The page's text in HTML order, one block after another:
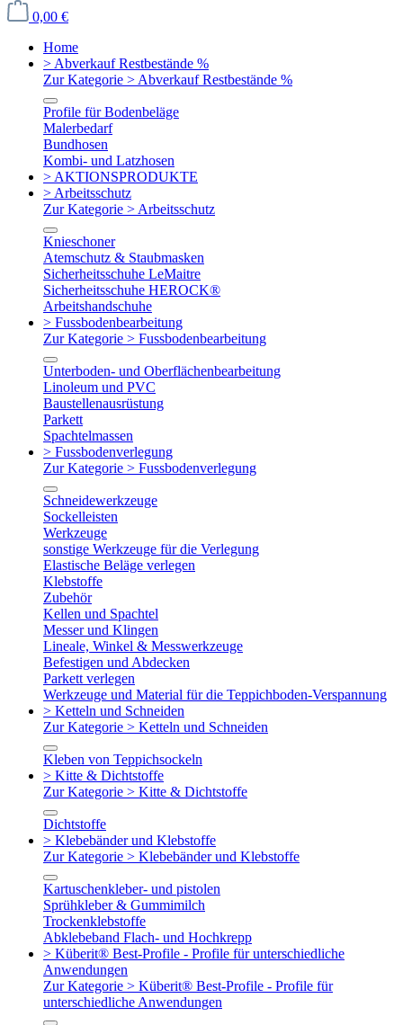
0,00 €
Home
> Abverkauf Restbestände %
Zur Kategorie > Abverkauf Restbestände %
Profile für Bodenbeläge
Malerbedarf
Bundhosen
Kombi- und Latzhosen
> AKTIONSPRODUKTE
> Arbeitsschutz
Zur Kategorie > Arbeitsschutz
Knieschoner
Atemschutz & Staubmasken
Sicherheitsschuhe LeMaitre
Sicherheitsschuhe HEROCK®
Arbeitshandschuhe
> Fussbodenbearbeitung
Zur Kategorie > Fussbodenbearbeitung
Unterboden- und Oberflächenbearbeitung
Linoleum und PVC
Baustellenausrüstung
Parkett
Spachtelmassen
> Fussbodenverlegung
Zur Kategorie > Fussbodenverlegung
Schneidewerkzeuge
Sockelleisten
Werkzeuge
sonstige Werkzeuge für die Verlegung
Elastische Beläge verlegen
Klebstoffe
Zubehör
Kellen und Spachtel
Messer und Klingen
Lineale, Winkel & Messwerkzeuge
Befestigen und Abdecken
Parkett verlegen
Werkzeuge und Material für die Teppichboden-Verspannung
> Ketteln und Schneiden
Zur Kategorie > Ketteln und Schneiden
Kleben von Teppichsockeln
> Kitte & Dichtstoffe
Zur Kategorie > Kitte & Dichtstoffe
Dichtstoffe
> Klebebänder und Klebstoffe
Zur Kategorie > Klebebänder und Klebstoffe
Kartuschenkleber- und pistolen
Sprühkleber & Gummimilch
Trockenklebstoffe
Abklebeband Flach- und Hochkrepp
> Küberit® Best-Profile - Profile für unterschiedliche
Anwendungen
Zur Kategorie > Küberit® Best-Profile - Profile für
unterschiedliche Anwendungen